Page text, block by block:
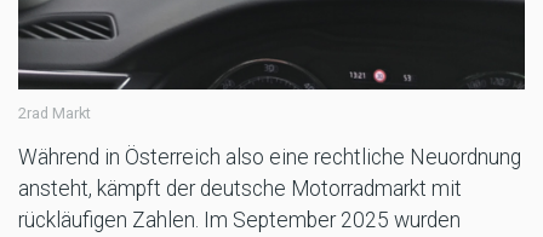
2rad Markt
Während in Österreich also eine rechtliche Neuordnung
ansteht, kämpft der deutsche Motorradmarkt mit
rückläufigen Zahlen. Im September 2025 wurden